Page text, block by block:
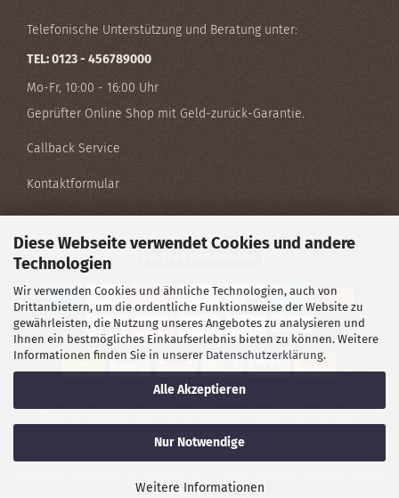
Diese Webseite verwendet Cookies und andere
Technologien
Wir verwenden Cookies und ähnliche Technologien, auch von
Drittanbietern, um die ordentliche Funktionsweise der Website zu
gewährleisten, die Nutzung unseres Angebotes zu analysieren und
Ihnen ein bestmögliches Einkaufserlebnis bieten zu können. Weitere
Informationen finden Sie in unserer Datenschutzerklärung.
Alle Akzeptieren
Nur Notwendige
Weitere Informationen
Telefonische Unterstützung und Beratung unter:
TEL: 0123 - 456789000
Mo-Fr, 10:00 - 16:00 Uhr
Geprüfter Online Shop mit Geld-zurück-Garantie.
Callback Service
Kontaktformular
Alle Preise verstehen sich inklusive der gesetzlichen
gekennzeichnet.
Cookie Einstellungen